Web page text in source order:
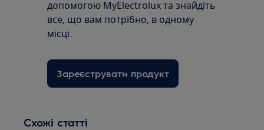
допомогою MyElectrolux та знайдіть
все, що вам потрібно, в одному
місці.
Зареєструвати продукт
Схожі статті